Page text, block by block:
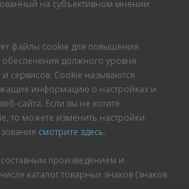
на субъективном мнении
файлы cookie для повышения
обеспечения должного уровня
сервисов. Cookie называются
информацию о настройках и
сайта. Если вы не хотите
то можете изменить настройки
смотрите здесь.
произведением и
каталог товарных знаков (знаков